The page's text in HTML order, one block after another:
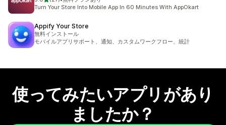
合計レビュー数：27件
Turn Your Store Into Mobile App In 60 Minutes With AppOkart
Appify Your Store
無料インストール
モバイルアプリサポート、通知、カスタムワークフロー、統計
使ってみたいアプリがあり
ましたか？